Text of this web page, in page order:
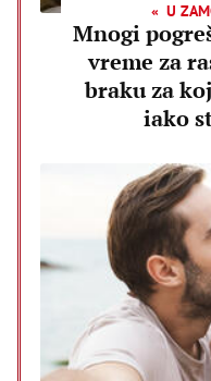
U
Mnogi
vreme za
braku za
iako